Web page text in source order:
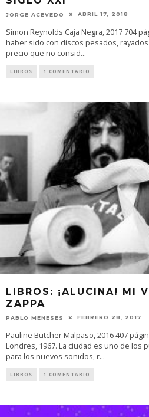
JORGE ACEVEDO ABRIL 17, 2018
Simon Reynolds Caja Negra, 2017 704
haber sido con discos pesados,
precio que no consid...
LIBROS 1 COMENTARIO
LIBROS: ¡ALUCINA! MI
ZAPPA
PABLO MENESES FEBRERO 28, 2017
Pauline Butcher Malpaso, 2016 407
Londres, 1967. La ciudad es uno de los
para los nuevos sonidos, r...
LIBROS 1 COMENTARIO